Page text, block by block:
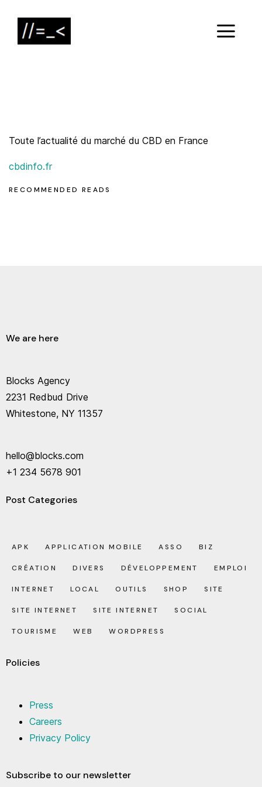
Toute l’actualité du marché du CBD en France
cbdinfo.fr
RECOMMENDED READS
We are here
Blocks Agency
2231 Redbud Drive
Whitestone, NY 11357
hello@blocks.com
+1 234 5678 901
Post Categories
APK APPLICATION MOBILE ASSO BIZ
CRÉATION DIVERS DÉVELOPPEMENT EMPLOI
INTERNET LOCAL OUTILS SHOP SITE
SITE INTERNET SITE INTERNET SOCIAL
TOURISME WEB WORDPRESS
Policies
Press
Careers
Privacy Policy
Subscribe to our newsletter